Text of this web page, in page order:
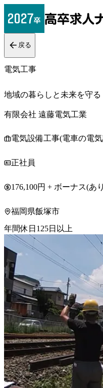
戻る
電気工事
地域の暮らしと未来を守る
有限会社 遠藤電気工業
電気設備工事(電車の電
正社員
176,100円 + ボーナス(あ
福岡県飯塚市
年間休日125日以上